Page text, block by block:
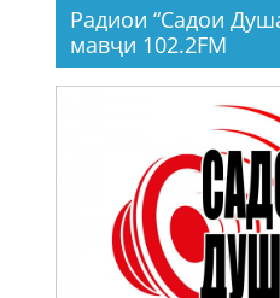
Радиои “Садои
мавҷи 102.2FM